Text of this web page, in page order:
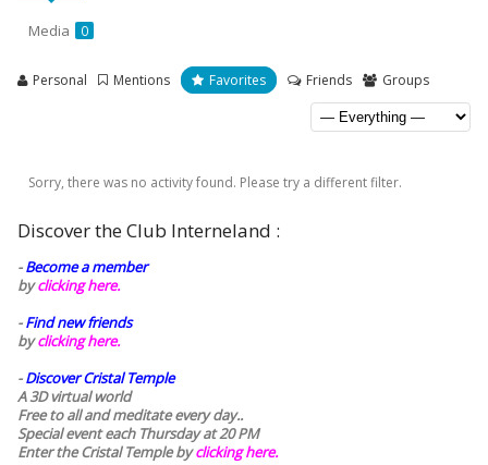
Media 0
Personal Mentions Favorites Friends Groups
Sorry, there was no activity found. Please try a different filter.
Discover the Club Interneland :
-Become a member
byclicking here.
-Find new friends
byclicking here.
-Discover Cristal Temple
A 3D virtual world
Free to all and meditate every day..
Special event each Thursday at 20 PM
Enter the Cristal Temple byclicking here.